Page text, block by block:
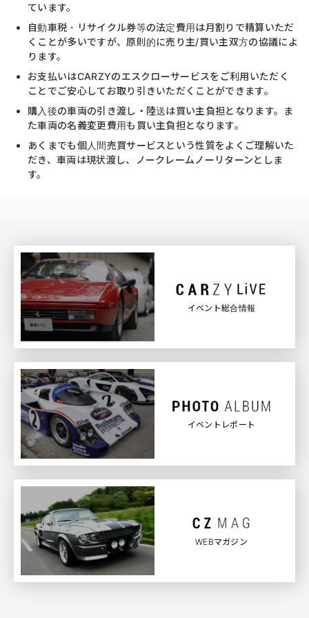
ています。
自動車税・リサイクル券等の法定費用は月割りで精算いただ
くことが多いですが、原則的に売り主/買い主双方の協議によ
ります。
お支払いはCARZYのエスクローサービスをご利用いただく
ことでご安心してお取り引きいただくことができます。
購入後の車両の引き渡し・陸送は買い主負担となります。ま
た車両の名義変更費用も買い主負担となります。
あくまでも個人間売買サービスという性質をよくご理解いた
だき、車両は現状渡し、ノークレームノーリターンとしま
す。
イベント総合情報
イベントレポート
WEBマガジン